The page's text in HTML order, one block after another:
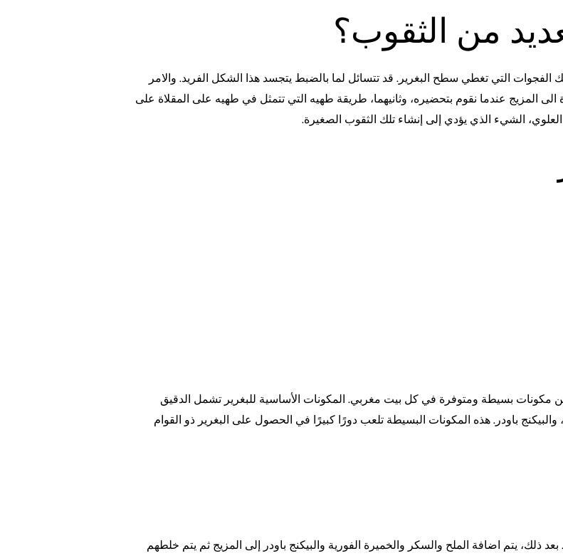
من الثقوب؟
التي تغطي سطح البغرير. قد تتسائل لما بالضبط يتجسد هذا الشكل الفريد. والامر
الى المزيج عندما نقوم بتحضيره، وثانيهما، طريقة طهيه التي تتمثل في طهيه على المقلاة على
الشيء الذي يؤدي إلى إنشاء تلك الثقوب الصغيرة.
مكونات بسيطة ومتوفرة في كل بيت مغربي. المكونات الأساسية للبغرير تشمل الدقيق
والبيكنج باودر. هذه المكونات البسيطة تلعب دورًا كبيرًا في الحصول على البغرير ذو القوام
ذلك، يتم اضافة الملح والسكر والخميرة الفورية والبيكنج باودر إلى المزيج ثم يتم خلطهم